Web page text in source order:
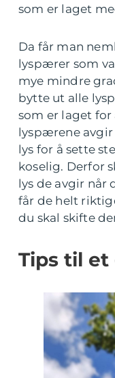
som er laget
Da får man
lyspærer som
mye mindre
bytte ut alle
som er laget for
lyspærene avgir
lys for å sette
koselig. Derfor
lys de avgir når
får de helt
du skal skifte
Tips til